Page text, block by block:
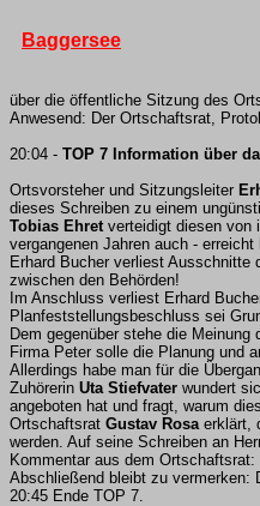
Baggersee
über die öffentliche Sitzung des
Anwesend: Der Ortschaftsrat,
20:04 - TOP 7 Information über
Ortsvorsteher und Sitzungsleiter
dieses Schreiben zu einem
Tobias Ehretverteidigt diesen von
vergangenen Jahren auch - erreicht
Erhard Bucher verliest Ausschnitte
zwischen den Behörden!
Im Anschluss verliest Erhard
Planfeststellungsbeschluss sei
Dem gegenüber stehe die
Firma Peter solle die Planung und
Allerdings habe man für die
Zuhörerin Uta Stiefvater wundert
angeboten hat und fragt, warum
Ortschaftsrat Gustav Rosaerklärt,
werden. Auf seine Schreiben an
Kommentar aus dem
Abschließend bleibt zu vermerken:
20:45 Ende TOP 7.